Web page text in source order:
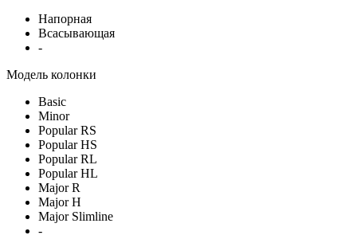
Напорная
Всасывающая
-
Модель колонки
Basic
Minor
Popular RS
Popular HS
Popular RL
Popular HL
Major R
Major H
Major Slimline
-